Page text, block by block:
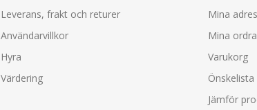
Leverans, frakt och returer
Användarvillkor
Hyra
Värdering
Mina
Mina
Varukorg
Önskelista
Jämför